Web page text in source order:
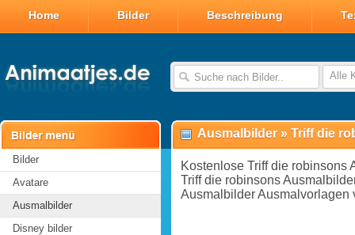
Home Bilder Beschreibung
Alle
Bilder
Avatare
Ausmalbilder
Disney bilder
Ausmalbilder » Triff die
Kostenlose Triff die robinsons
Triff die robinsons
Ausmalbilder Ausmalvorlagen